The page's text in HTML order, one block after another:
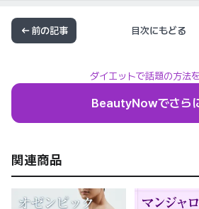
前の記事 目次にもどる
ダイエットで話題の方法
BeautyNowでさら
関連商品